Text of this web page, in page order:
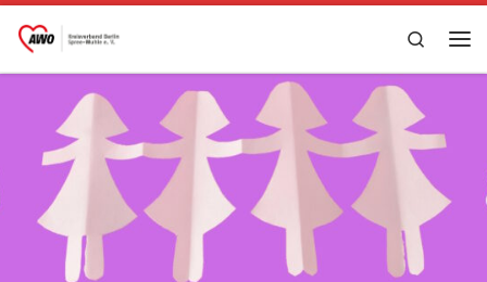
Zum Inhalt springen
Search